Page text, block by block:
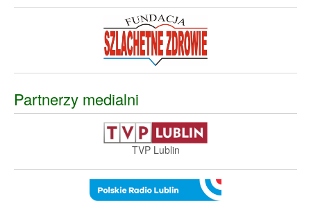
Partnerzy medialni
TVP Lublin